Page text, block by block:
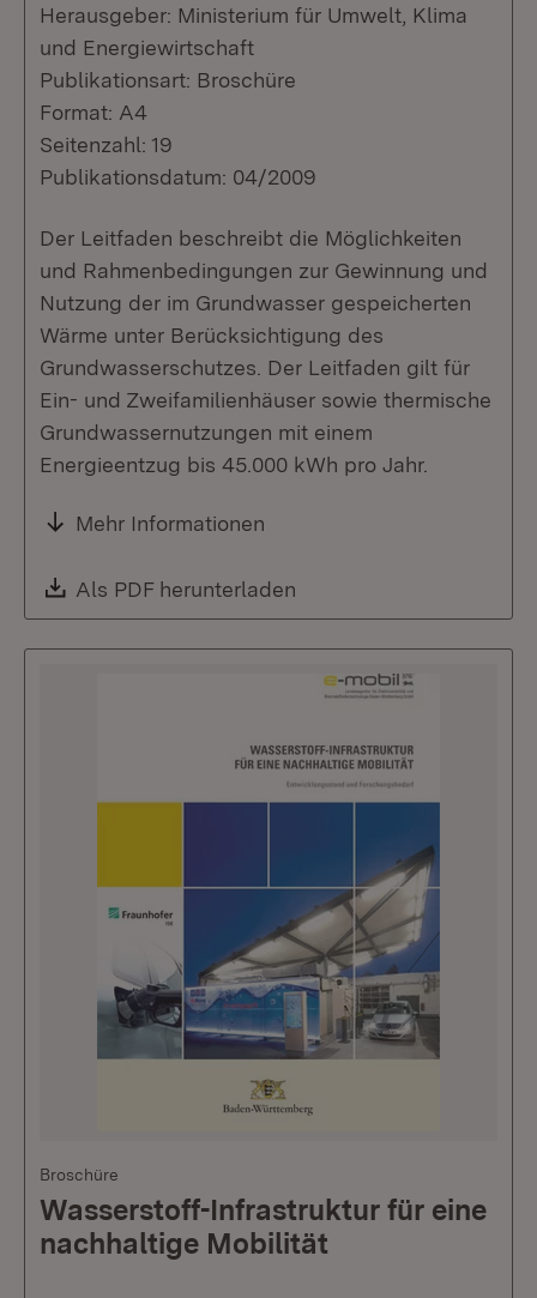
Herausgeber: Ministerium für Umwelt, Klima
und Energiewirtschaft
Publikationsart: Broschüre
Format: A4
Seitenzahl: 19
Publikationsdatum: 04/2009
Der Leitfaden beschreibt die Möglichkeiten
und Rahmenbedingungen zur Gewinnung und
Nutzung der im Grundwasser gespeicherten
Wärme unter Berücksichtigung des
Grundwasserschutzes. Der Leitfaden gilt für
Ein- und Zweifamilienhäuser sowie thermische
Grundwassernutzungen mit einem
Energieentzug bis 45.000 kWh pro Jahr.
Mehr Informationen
Download:
Als PDF herunterladen
Broschüre
Wasserstoff-Infrastruktur für eine
nachhaltige Mobilität